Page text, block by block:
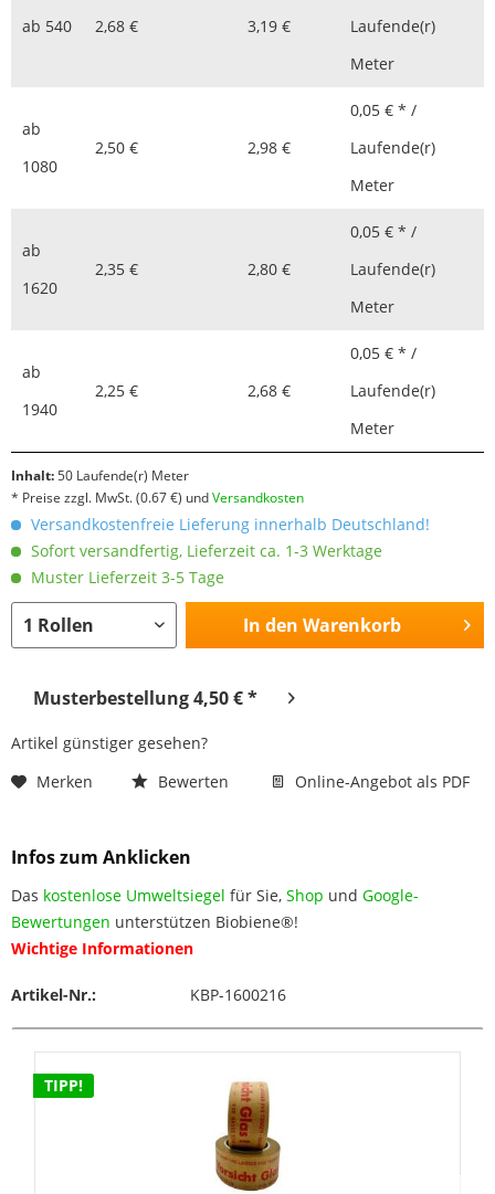
ab 540 2,68 € 3,19 €
Laufende(r)
Meter
ab
1080
2,50 € 2,98 €
0,05 € * /
Laufende(r)
Meter
ab
1620
2,35 € 2,80 €
0,05 € * /
Laufende(r)
Meter
ab
1940
2,25 € 2,68 €
0,05 € * /
Laufende(r)
Meter
Inhalt:50 Laufende(r) Meter
* Preise zzgl. MwSt.(0.67 €) undVersandkosten
Versandkostenfreie Lieferung innerhalb Deutschland!
Sofort versandfertig, Lieferzeit ca. 1-3 Werktage
Muster Lieferzeit 3-5 Tage
In den Warenkorb
Musterbestellung 4,50 € *
Artikel günstiger gesehen?
Merken
Bewerten Online-Angebot als PDF
Infos zum Anklicken
Das kostenlose Umweltsiegel für Sie, Shop und Google-
Bewertungen unterstützen Biobiene®!
Wichtige Informationen
Artikel-Nr.: KBP-1600216
TIPP!